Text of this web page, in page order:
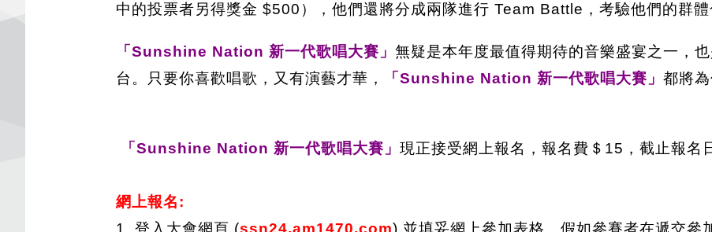
中的投票者另得獎金 $500），他們還將分成兩隊進行 Team Battle，考驗他們的群體
「Sunshine Nation 新一代歌唱大賽」 無疑是本年度最值得期待的音樂盛宴之一，
台。只要你喜歡唱歌，又有演藝才華，
「Sunshine Nation 新一代歌唱大賽」 都將為
「Sunshine Nation 新一代歌唱大賽」 現正接受網上報名，報名費＄15，截止報名
網上報名:
1. 登入大會網頁 (ssn24.am1470.com) 並填妥網上參加表格。假如參賽者在遞交